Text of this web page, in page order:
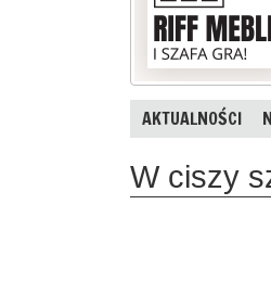
AKTUALNOŚCI
W ciszy